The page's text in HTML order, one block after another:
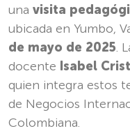
una visita
ubicada en Yumbo,
de mayo de 2025.
docente Isabel
quien integra estos
de Negocios
Colombiana.